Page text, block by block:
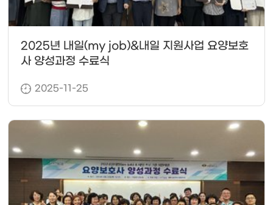
2025년 내일(my job)&내일 지원사업 요양보호
사 양성과정 수료식
2025-11-25